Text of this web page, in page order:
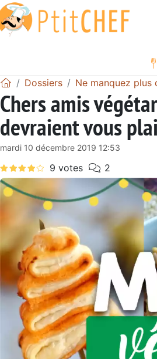
Dossiers Ne manquez plus
Chers amis
devraient vous
mardi 10 décembre 2019 12:53